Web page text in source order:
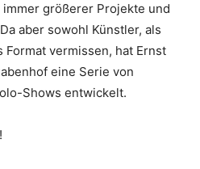
größerer Projekte und
aber sowohl Künstler, als
Format vermissen, hat Ernst
eine Serie von
Shows entwickelt.